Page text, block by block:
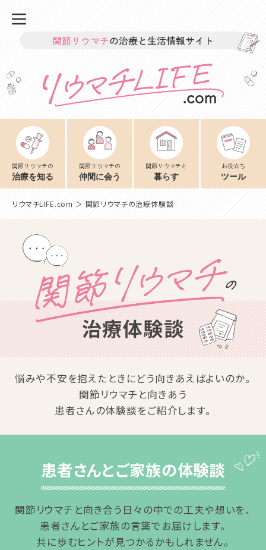
関節リウマチの治療と生活情報サイト
関節リウマチの
治療を知る
関節リウマチの
仲間に会う
関節リウマチと
暮らす
お役立ち
ツール
リウマチLIFE.com ＞ 関節リウマチの治療体験談
悩みや不安を抱えたときにどう向きあえばよいのか。
関節リウマチと向きあう
患者さんの体験談をご紹介します。
患者さんとご家族の体験談
関節リウマチと向き合う日々の中での工夫や想いを、
患者さんとご家族の言葉でお届けします。
共に歩むヒントが見つかるかもしれません。